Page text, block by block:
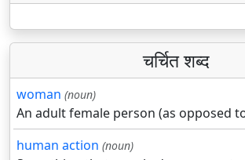
चर्चित शब्द
woman (noun)
An adult female person (as opposed
human action (noun)